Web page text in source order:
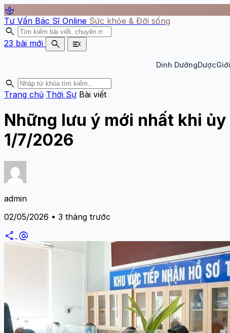
spa
Tư Vấn Bác Sĩ Online Sức khỏe & Đời sống
search
23 bài mới search menu_open
Dinh DưỡngDược
search
Trang chủ Thời Sự Bài viết
Những lưu ý mới nhất khi
1/7/2026
admin
02/05/2026 • 3 tháng trước
share alternate_email